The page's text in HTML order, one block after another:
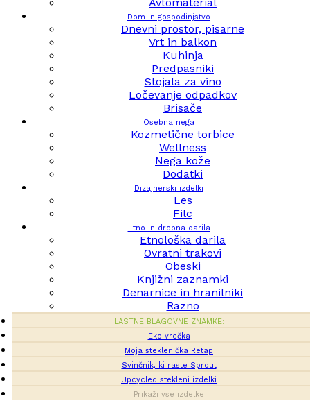
Dom in gospodinjstvo
Dnevni prostor, pisarne
Vrt in balkon
Kuhinja
Predpasniki
Stojala za vino
Ločevanje odpadkov
Brisače
Osebna nega
Kozmetične torbice
Wellness
Nega kože
Dodatki
Dizajnerski izdelki
Les
Filc
Etno in drobna darila
Etnološka darila
Ovratni trakovi
Obeski
Knjižni zaznamki
Denarnice in hranilniki
Razno
LASTNE BLAGOVNE ZNAMKE:
Eko vrečka
Moja steklenička Retap
Svinčnik, ki raste Sprout
Upcycled stekleni izdelki
Prikaži vse izdelke